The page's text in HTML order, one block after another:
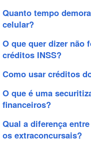
Quanto tempo
celular?
O que quer dizer não
créditos INSS?
Como usar créditos
O que é uma
financeiros?
Qual a diferença
os extraconcursais?